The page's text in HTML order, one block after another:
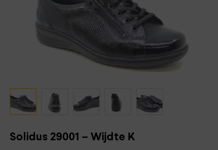
Solidus 29001 – Wijdte K